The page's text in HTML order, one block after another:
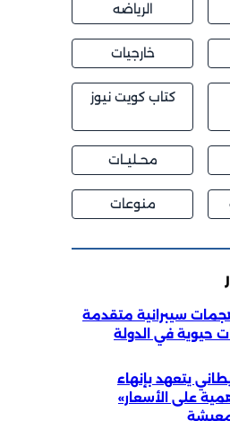
الرياضه
خارجيات
كتاب كويت نيوز
محــليــات
منوعات
سيبرانية متقدمة
في الدولة
يتعهد بإنهاء
على الأسعار»